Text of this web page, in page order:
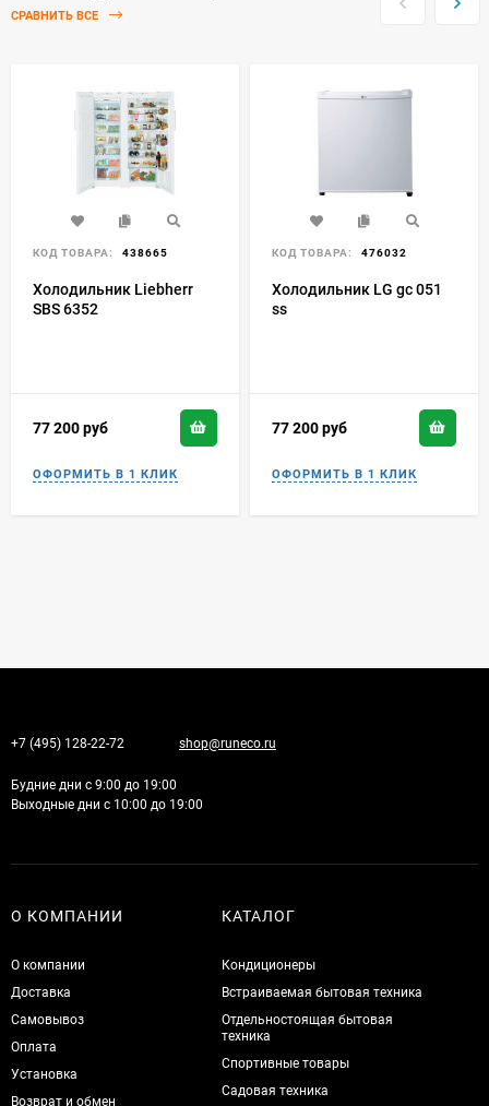
СРАВНИТЬ ВСЕ
КОД ТОВАРА: 438665
Холодильник Liebherr
SBS 6352
77 200руб
КОД ТОВАРА: 476032
Холодильник LG gc 051
ss
77 200руб
+7 (495) 128-22-72 shop@runeco.ru
Будние дни с 9:00 до 19:00
Выходные дни с 10:00 до 19:00
О КОМПАНИИ
О компании
Доставка
Самовывоз
Оплата
Установка
Возврат и обмен
КАТАЛОГ
Кондиционеры
Встраиваемая бытовая техника
Отдельностоящая бытовая
техника
Спортивные товары
Садовая техника